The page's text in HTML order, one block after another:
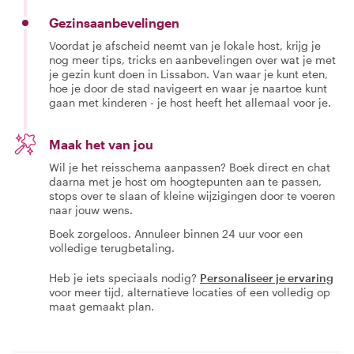
Gezinsaanbevelingen
Voordat je afscheid neemt van je lokale host, krijg je
nog meer tips, tricks en aanbevelingen over wat je met
je gezin kunt doen in Lissabon. Van waar je kunt eten,
hoe je door de stad navigeert en waar je naartoe kunt
gaan met kinderen - je host heeft het allemaal voor je.
Maak het van jou
Wil je het reisschema aanpassen? Boek direct en chat
daarna met je host om hoogtepunten aan te passen,
stops over te slaan of kleine wijzigingen door te voeren
naar jouw wens.
Boek zorgeloos. Annuleer binnen 24 uur voor een
volledige terugbetaling.
Heb je iets speciaals nodig? Personaliseer je ervaring
voor meer tijd, alternatieve locaties of een volledig op
maat gemaakt plan.